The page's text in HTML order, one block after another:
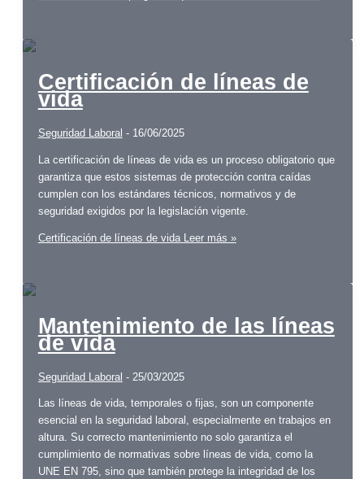
Certificación de líneas de
vida
Seguridad Laboral - 16/06/2025
La certificación de líneas de vida es un proceso obligatorio que
garantiza que estos sistemas de protección contra caídas
cumplen con los estándares técnicos, normativos y de
seguridad exigidos por la legislación vigente.
Certificación de líneas de vidaLeer más »
Mantenimiento de las líneas
de vida
Seguridad Laboral - 25/03/2025
Las líneas de vida, temporales o fijas, son un componente
esencial en la seguridad laboral, especialmente en trabajos en
altura. Su correcto mantenimiento no solo garantiza el
cumplimiento de normativas sobre líneas de vida, como la
UNE EN 795, sino que también protege la integridad de los